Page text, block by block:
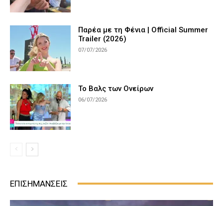
Παρέα με τη Φένια | Official Summer
Trailer (2026)
07/07/2026
Το Βαλς των Oνείρων
06/07/2026
ΕΠΙΣΗΜΑΝΣΕΙΣ